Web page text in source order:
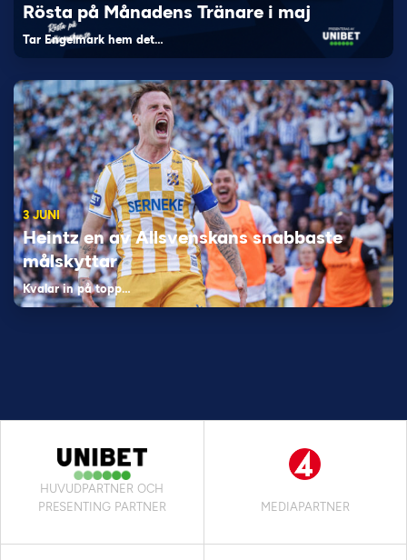
Rösta på Månadens Tränare i maj
Tar Engelmark hem det…
3 JUNI
Heintz en av Allsvenskans snabbaste
målskyttar
Kvalar in på topp…
HUVUDPARTNER OCH
PRESENTING PARTNER
MEDIAPARTNER